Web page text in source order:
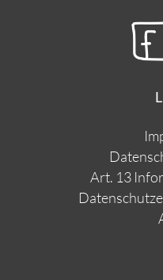
Art. 13